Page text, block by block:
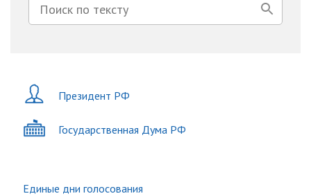
Президент РФ
Государственная Дума РФ
Единые дни голосования